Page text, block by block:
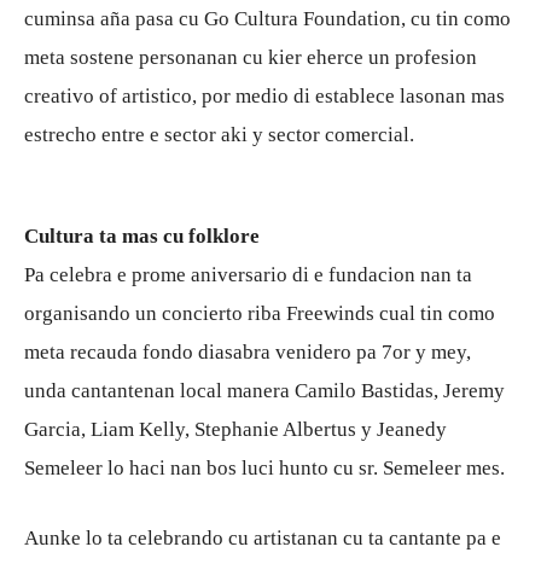
cuminsa aña pasa cu Go Cultura Foundation, cu tin como
meta sostene personanan cu kier eherce un profesion
creativo of artistico, por medio di establece lasonan mas
estrecho entre e sector aki y sector comercial.
Cultura ta mas cu folklore
Pa celebra e prome aniversario di e fundacion nan ta
organisando un concierto riba Freewinds cual tin como
meta recauda fondo diasabra venidero pa 7or y mey,
unda cantantenan local manera Camilo Bastidas, Jeremy
Garcia, Liam Kelly, Stephanie Albertus y Jeanedy
Semeleer lo haci nan bos luci hunto cu sr. Semeleer mes.
Aunke lo ta celebrando cu artistanan cu ta cantante pa e